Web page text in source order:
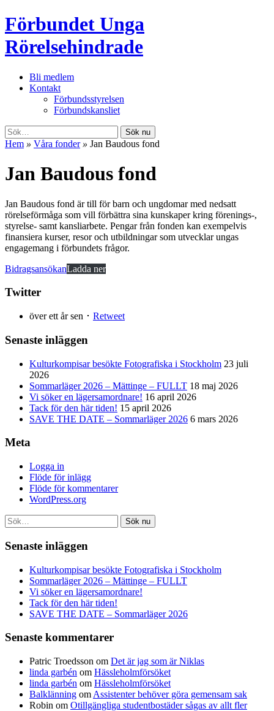
Förbundet Unga
Rörelsehindrade
Bli medlem
Kontakt
Förbundsstyrelsen
Förbundskansliet
Sök nu
Hem » Våra fonder » Jan Baudous fond
Jan Baudous fond
Jan Baudous fond är till för barn och ungdomar med nedsatt
rörelseförmåga som vill förbättra sina kunskaper kring förenings-,
styrelse- samt kansliarbete. Pengar från fonden kan exempelvis
finansiera kurser, resor och utbildningar som utvecklar ungas
engagemang i förbundets frågor.
BidragsansökanLadda ner
Twitter
över ett år sen ･ Retweet
Senaste inläggen
Kulturkompisar besökte Fotografiska i Stockholm 23 juli
2026
Sommarläger 2026 – Mättinge – FULLT 18 maj 2026
Vi söker en lägersamordnare! 16 april 2026
Tack för den här tiden! 15 april 2026
SAVE THE DATE – Sommarläger 2026 6 mars 2026
Meta
Logga in
Flöde för inlägg
Flöde för kommentarer
WordPress.org
Sök nu
Senaste inläggen
Kulturkompisar besökte Fotografiska i Stockholm
Sommarläger 2026 – Mättinge – FULLT
Vi söker en lägersamordnare!
Tack för den här tiden!
SAVE THE DATE – Sommarläger 2026
Senaste kommentarer
Patric Troedsson om Det är jag som är Niklas
linda garbén om Hässleholmförsöket
linda garbén om Hässleholmförsöket
Balklänning om Assistenter behöver göra gemensam sak
Robin om Otillgängliga studentbostäder sågas av allt fler